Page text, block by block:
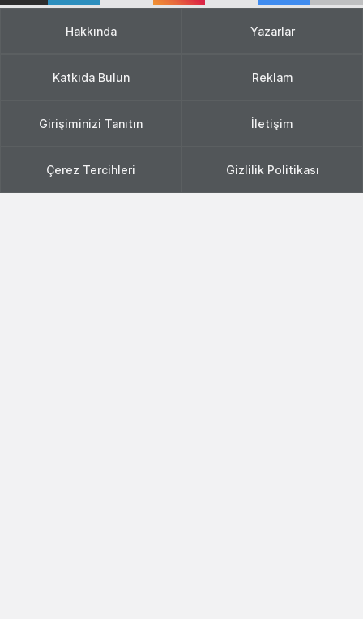
Hakkında Yazarlar
Katkıda Bulun Reklam
Girişiminizi Tanıtın İletişim
Çerez Tercihleri Gizlilik Politikası